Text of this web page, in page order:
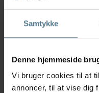
Samtykke
Denne hjemmeside
Vi bruger cookies til at
annoncer, til at vise dig
Derudover er der
derhjemme. Der er
fx kønsmodenhed,
forebyggelse af
og er vigtige at få